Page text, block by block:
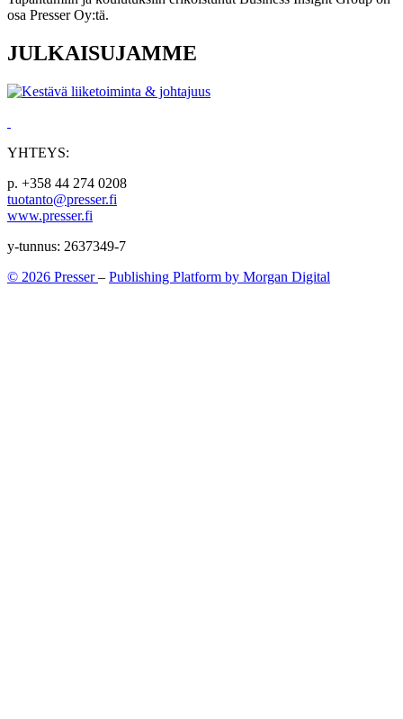
osa Presser Oy:tä.
JULKAISUJAMME
YHTEYS:
p. +358 44 274 0208
tuotanto@presser.fi
www.presser.fi
y-tunnus: 2637349-7
© 2026 Presser– Publishing Platform by Morgan Digital